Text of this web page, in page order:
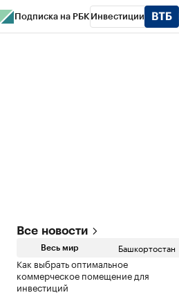
Подписка на РБК Инвестиции
Все новости
Весь мир Башкортостан
Как выбрать оптимальное
коммерческое помещение для
инвестиций